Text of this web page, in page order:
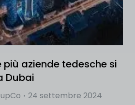
più aziende tedesche si
Dubai
24 settembre 2024